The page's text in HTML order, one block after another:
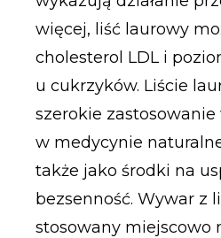
więcej, liść laurowy
cholesterol LDL i
u cukrzyków. Liście
szerokie
w medycynie
także jako środki na
bezsenność. Wywar z
stosowany miejscowo